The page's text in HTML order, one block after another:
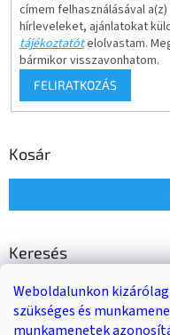
Weboldalunkon
szükséges és
munkamenetek
címem felhasználásával a(z)
hírleveleket, ajánlatokat
tájékoztatótelolvastam.
bármikor visszavonhatom.
FELIRATKOZÁS
Kosár
Keresés